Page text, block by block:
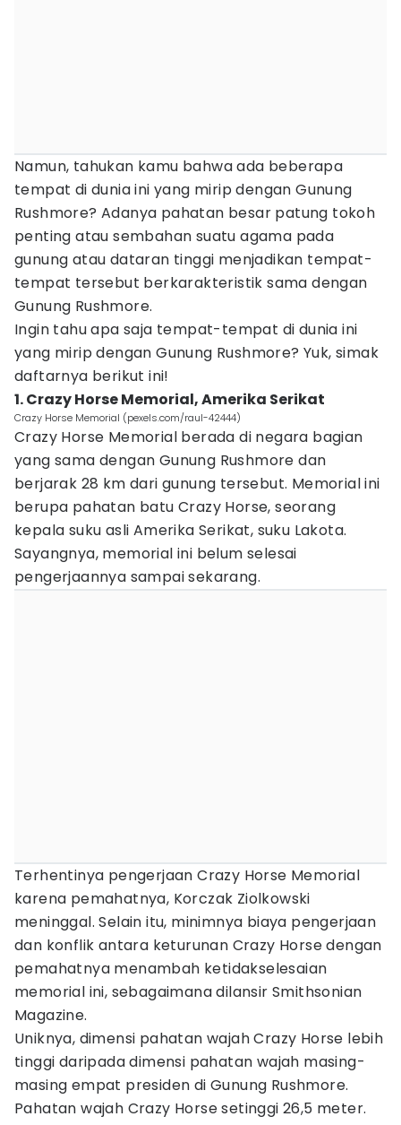
Namun, tahukan kamu bahwa ada beberapa
tempat di dunia ini yang mirip dengan Gunung
Rushmore? Adanya pahatan besar patung tokoh
penting atau sembahan suatu agama pada
gunung atau dataran tinggi menjadikan tempat-
tempat tersebut berkarakteristik sama dengan
Gunung Rushmore.
Ingin tahu apa saja tempat-tempat di dunia ini
yang mirip dengan Gunung Rushmore? Yuk, simak
daftarnya berikut ini!
1. Crazy Horse Memorial, Amerika Serikat
Crazy Horse Memorial (pexels.com/raul-42444)
Crazy Horse Memorial berada di negara bagian
yang sama dengan Gunung Rushmore dan
berjarak 28 km dari gunung tersebut. Memorial ini
berupa pahatan batu Crazy Horse, seorang
kepala suku asli Amerika Serikat, suku Lakota.
Sayangnya, memorial ini belum selesai
pengerjaannya sampai sekarang.
Terhentinya pengerjaan Crazy Horse Memorial
karena pemahatnya, Korczak Ziolkowski
meninggal. Selain itu, minimnya biaya pengerjaan
dan konflik antara keturunan Crazy Horse dengan
pemahatnya menambah ketidakselesaian
memorial ini, sebagaimana dilansir Smithsonian
Magazine.
Uniknya, dimensi pahatan wajah Crazy Horse lebih
tinggi daripada dimensi pahatan wajah masing-
masing empat presiden di Gunung Rushmore.
Pahatan wajah Crazy Horse setinggi 26,5 meter.